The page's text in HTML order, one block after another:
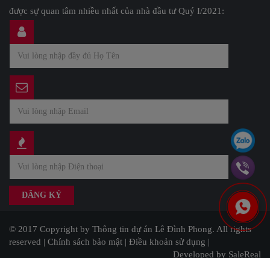
được sự quan tâm nhiều nhất của nhà đầu tư Quý I/2021:
© 2017 Copyright by Thông tin dự án Lê Đình Phong. All rights
reserved | Chính sách bảo mật | Điều khoản sử dụng |
Developed by SaleReal